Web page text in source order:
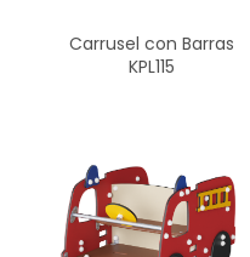
Carrusel con Barras
KPL115